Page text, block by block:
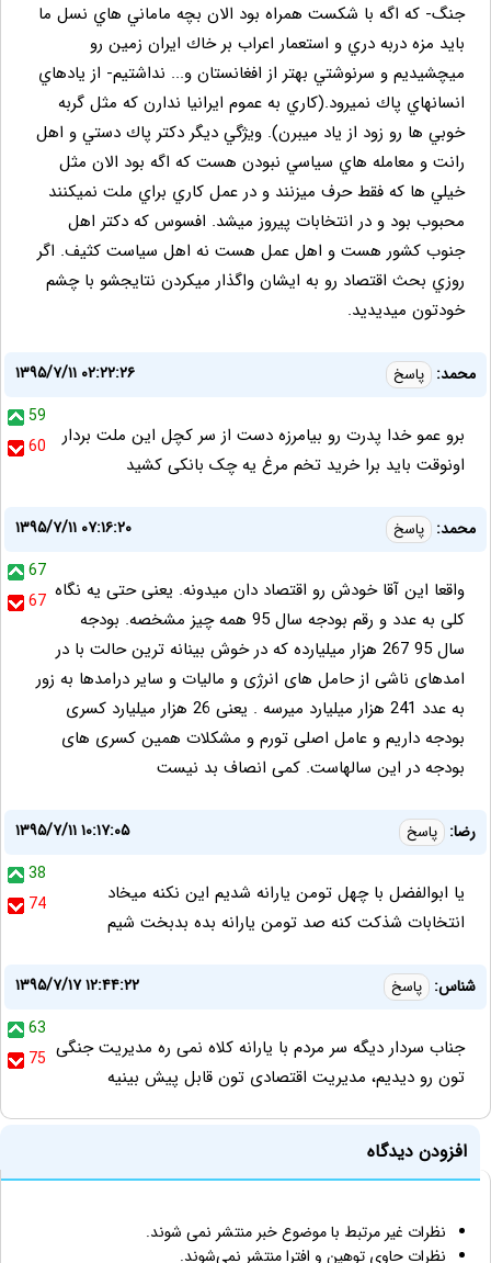
جنگ- كه اگه با شكست همراه بود الان بچه ماماني هاي نسل ما
بايد مزه دربه دري و استعمار اعراب بر خاك ايران زمين رو
ميچشيديم و سرنوشتي بهتر از افغانستان و... نداشتيم- از يادهاي
انسانهاي پاك نميرود.(كاري به عموم ايرانيا ندارن كه مثل گربه
خوبي ها رو زود از ياد ميبرن). ويژگي ديگر دكتر پاك دستي و اهل
رانت و معامله هاي سياسي نبودن هست كه اگه بود الان مثل
خيلي ها كه فقط حرف ميزنند و در عمل كاري براي ملت نميكنند
محبوب بود و در انتخابات پيروز ميشد. افسوس كه دكتر اهل
جنوب كشور هست و اهل عمل هست نه اهل سياست كثيف. اگر
روزي بحث اقتصاد رو به ايشان واگذار ميكردن نتايجشو با چشم
خودتون ميديديد.
محمد: پاسخ
۱۳۹۵/۷/۱۱ ۰۲:۲۲:۲۶
59
60
برو عمو خدا پدرت رو بیامرزه دست از سر کچل این ملت بردار
اونوقت باید برا خرید تخم مرغ یه چک بانکی کشید
محمد: پاسخ
۱۳۹۵/۷/۱۱ ۰۷:۱۶:۲۰
67
67 واقعا این آقا خودش رو اقتصاد دان میدونه. یعنی حتی یه نگاه
کلی به عدد و رقم بودجه سال 95 همه چیز مشخصه. بودجه
سال 95 267 هزار میلیارده که در خوش بینانه ترین حالت با در
امدهای ناشی از حامل های انرژی و مالیات و سایر درامدها به زور
به عدد 241 هزار میلیارد میرسه . یعنی 26 هزار میلیارد کسری
بودجه داریم و عامل اصلی تورم و مشکلات همین کسری های
بودجه در این سالهاست. کمی انصاف بد نیست
رضا: پاسخ
۱۳۹۵/۷/۱۱ ۱۰:۱۷:۰۵
38
74
یا ابوالفضل با چهل تومن یارانه شدیم این نکنه میخاد
انتخابات شذکت کنه صد تومن یارانه بده بدبخت شیم
شناس: پاسخ
۱۳۹۵/۷/۱۷ ۱۲:۴۴:۲۲
63
75 جناب سردار دیگه سر مردم با یارانه کلاه نمی ره مدیریت جنگی
تون رو دیدیم، مدیریت اقتصادی تون قابل پیش بینیه
افزودن دیدگاه
نظرات غیر مرتبط با موضوع خبر منتشر نمی شوند.
نظرات حاوی توهین و افترا منتشر نمی‌شوند.